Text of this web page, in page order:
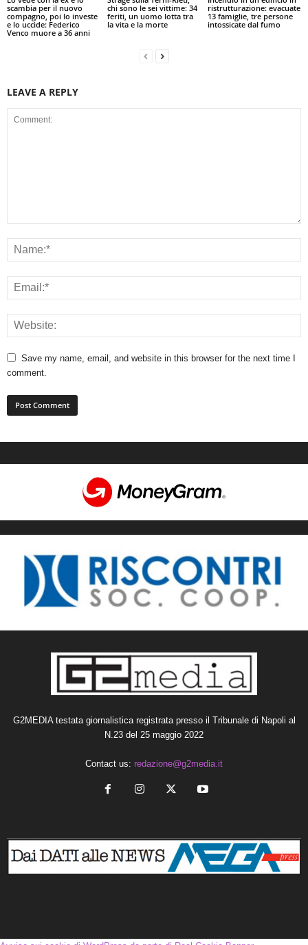
scambia per il nuovo
compagno, poi lo investe
e lo uccide: Federico
Venco muore a 36 anni
chi sono le sei vittime: 34
feriti, un uomo lotta tra
la vita e la morte
ristrutturazione: evacuate
13 famiglie, tre persone
intossicate dal fumo
LEAVE A REPLY
Save my name, email, and website in this browser for the next time I
comment.
G2MEDIA testata giornalistica registrata presso il Tribunale di Napoli al
N.23 del 25 maggio 2022
Contact us: redazione@g2media.it